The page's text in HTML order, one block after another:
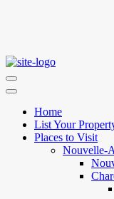
Home
List Your
Places to Visit
Nouvelle-